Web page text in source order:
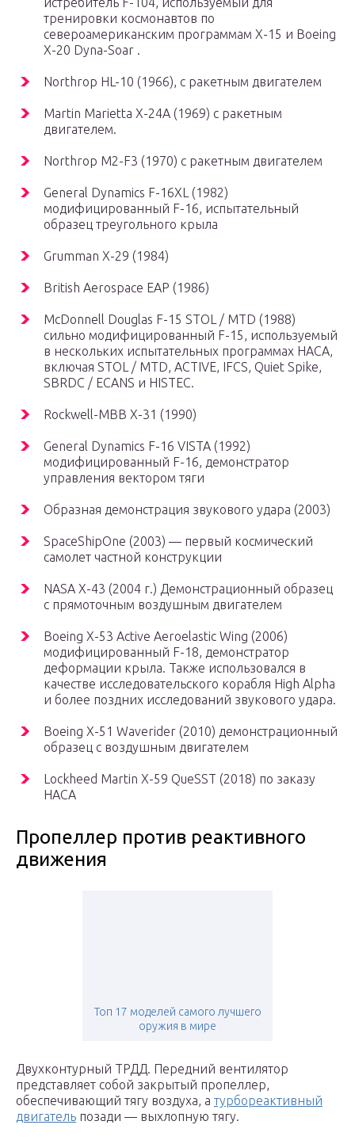
тренировки космонавтов по
североамериканским программам X-15 и Boeing
X-20 Dyna-Soar .
Northrop HL-10 (1966), с ракетным двигателем
Martin Marietta X-24A (1969) с ракетным
двигателем.
Northrop M2-F3 (1970) с ракетным двигателем
General Dynamics F-16XL (1982)
модифицированный F-16, испытательный
образец треугольного крыла
Grumman X-29 (1984)
British Aerospace EAP (1986)
McDonnell Douglas F-15 STOL / MTD (1988)
сильно модифицированный F-15, используемый
в нескольких испытательных программах НАСА,
включая STOL / MTD, ACTIVE, IFCS, Quiet Spike,
SBRDC / ECANS и HISTEC.
Rockwell-MBB X-31 (1990)
General Dynamics F-16 VISTA (1992)
модифицированный F-16, демонстратор
управления вектором тяги
Образная демонстрация звукового удара (2003)
SpaceShipOne (2003) — первый космический
самолет частной конструкции
NASA X-43 (2004 г.) Демонстрационный образец
с прямоточным воздушным двигателем
Boeing X-53 Active Aeroelastic Wing (2006)
модифицированный F-18, демонстратор
деформации крыла. Также использовался в
качестве исследовательского корабля High Alpha
и более поздних исследований звукового удара.
Boeing X-51 Waverider (2010) демонстрационный
образец с воздушным двигателем
Lockheed Martin X-59 QueSST (2018) по заказу
НАСА
Пропеллер против реактивного
движения
Топ 17 моделей самого лучшего
оружия в мире
Двухконтурный ТРДД. Передний вентилятор
представляет собой закрытый пропеллер,
обеспечивающий тягу воздуха, а турбореактивный
двигатель позади — выхлопную тягу.